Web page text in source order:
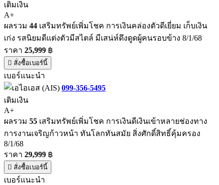
เติมเงิน
A+
ผลรวม 44 เสริมทรัพย์เพิ่มโชค การเงินคล่องตัวดีเยี่ยม เก็บเงิน
เก่ง รสนิยมดีแต่งตัวมีสไตล์ มีเสน่ห์ดึงดูดผู้คนรอบข้าง 8/1/68
ราคา 25,999 ฿
สั่งซื้อเบอร์นี้
เบอร์แนะนำ
099-356-5495
เติมเงิน
A+
ผลรวม 55 เสริมทรัพย์เพิ่มโชค การเงินดีเงินเข้าหลายช่องทาง
การงานเจริญก้าวหน้า ทันโลกทันสมัย สิ่งศักดิ์สิทธิ์คุ้มครอง
8/1/68
ราคา 29,999 ฿
สั่งซื้อเบอร์นี้
เบอร์แนะนำ